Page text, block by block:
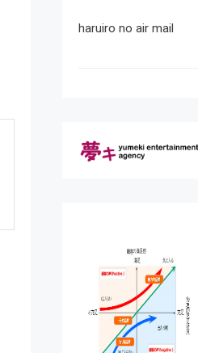
haruiro no air mail